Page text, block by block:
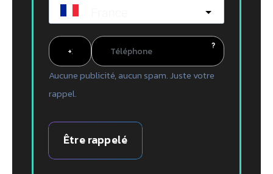
?
Aucune publicité, aucun spam. Juste votre
rappel.
Être rappelé